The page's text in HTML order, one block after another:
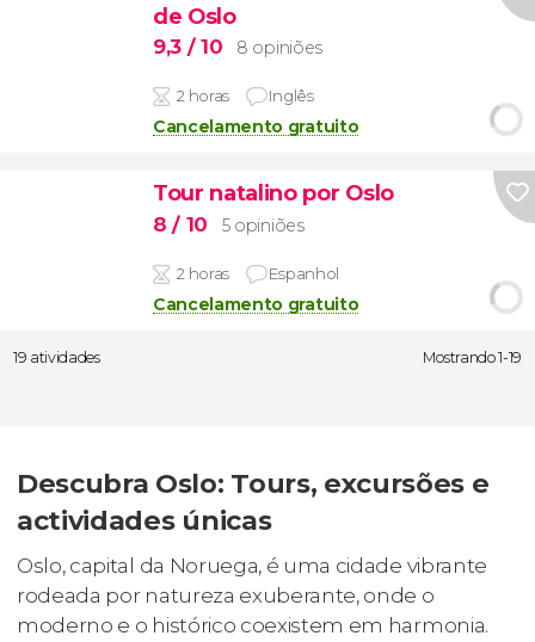
de Oslo
9,3 / 10 8 opiniões
2 horas Inglês
Cancelamento gratuito
Tour natalino por Oslo
8/ 10 5 opiniões
2 horas Espanhol
Cancelamento gratuito
19 atividades Mostrando 1-19
Descubra Oslo: Tours, excursões e
actividades únicas
Oslo, capital da Noruega, é uma cidade vibrante
rodeada por natureza exuberante, onde o
moderno e o histórico coexistem em harmonia.